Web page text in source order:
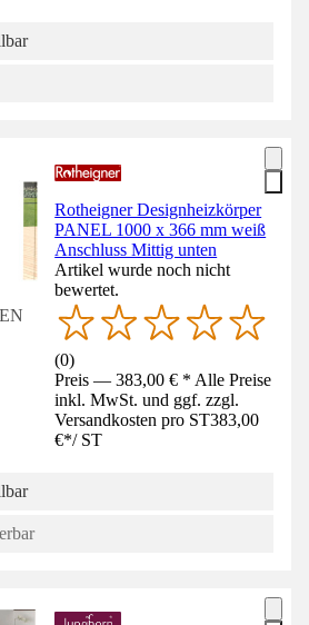
Rotheigner Designheizkörper
PANEL 1000 x 366 mm weiß
Anschluss Mittig unten
Artikel wurde noch nicht
bewertet.
(0)
Preis — 383,00 € * Alle Preise
inkl. MwSt. und ggf. zzgl.
Versandkosten pro ST383,00
€*/ ST